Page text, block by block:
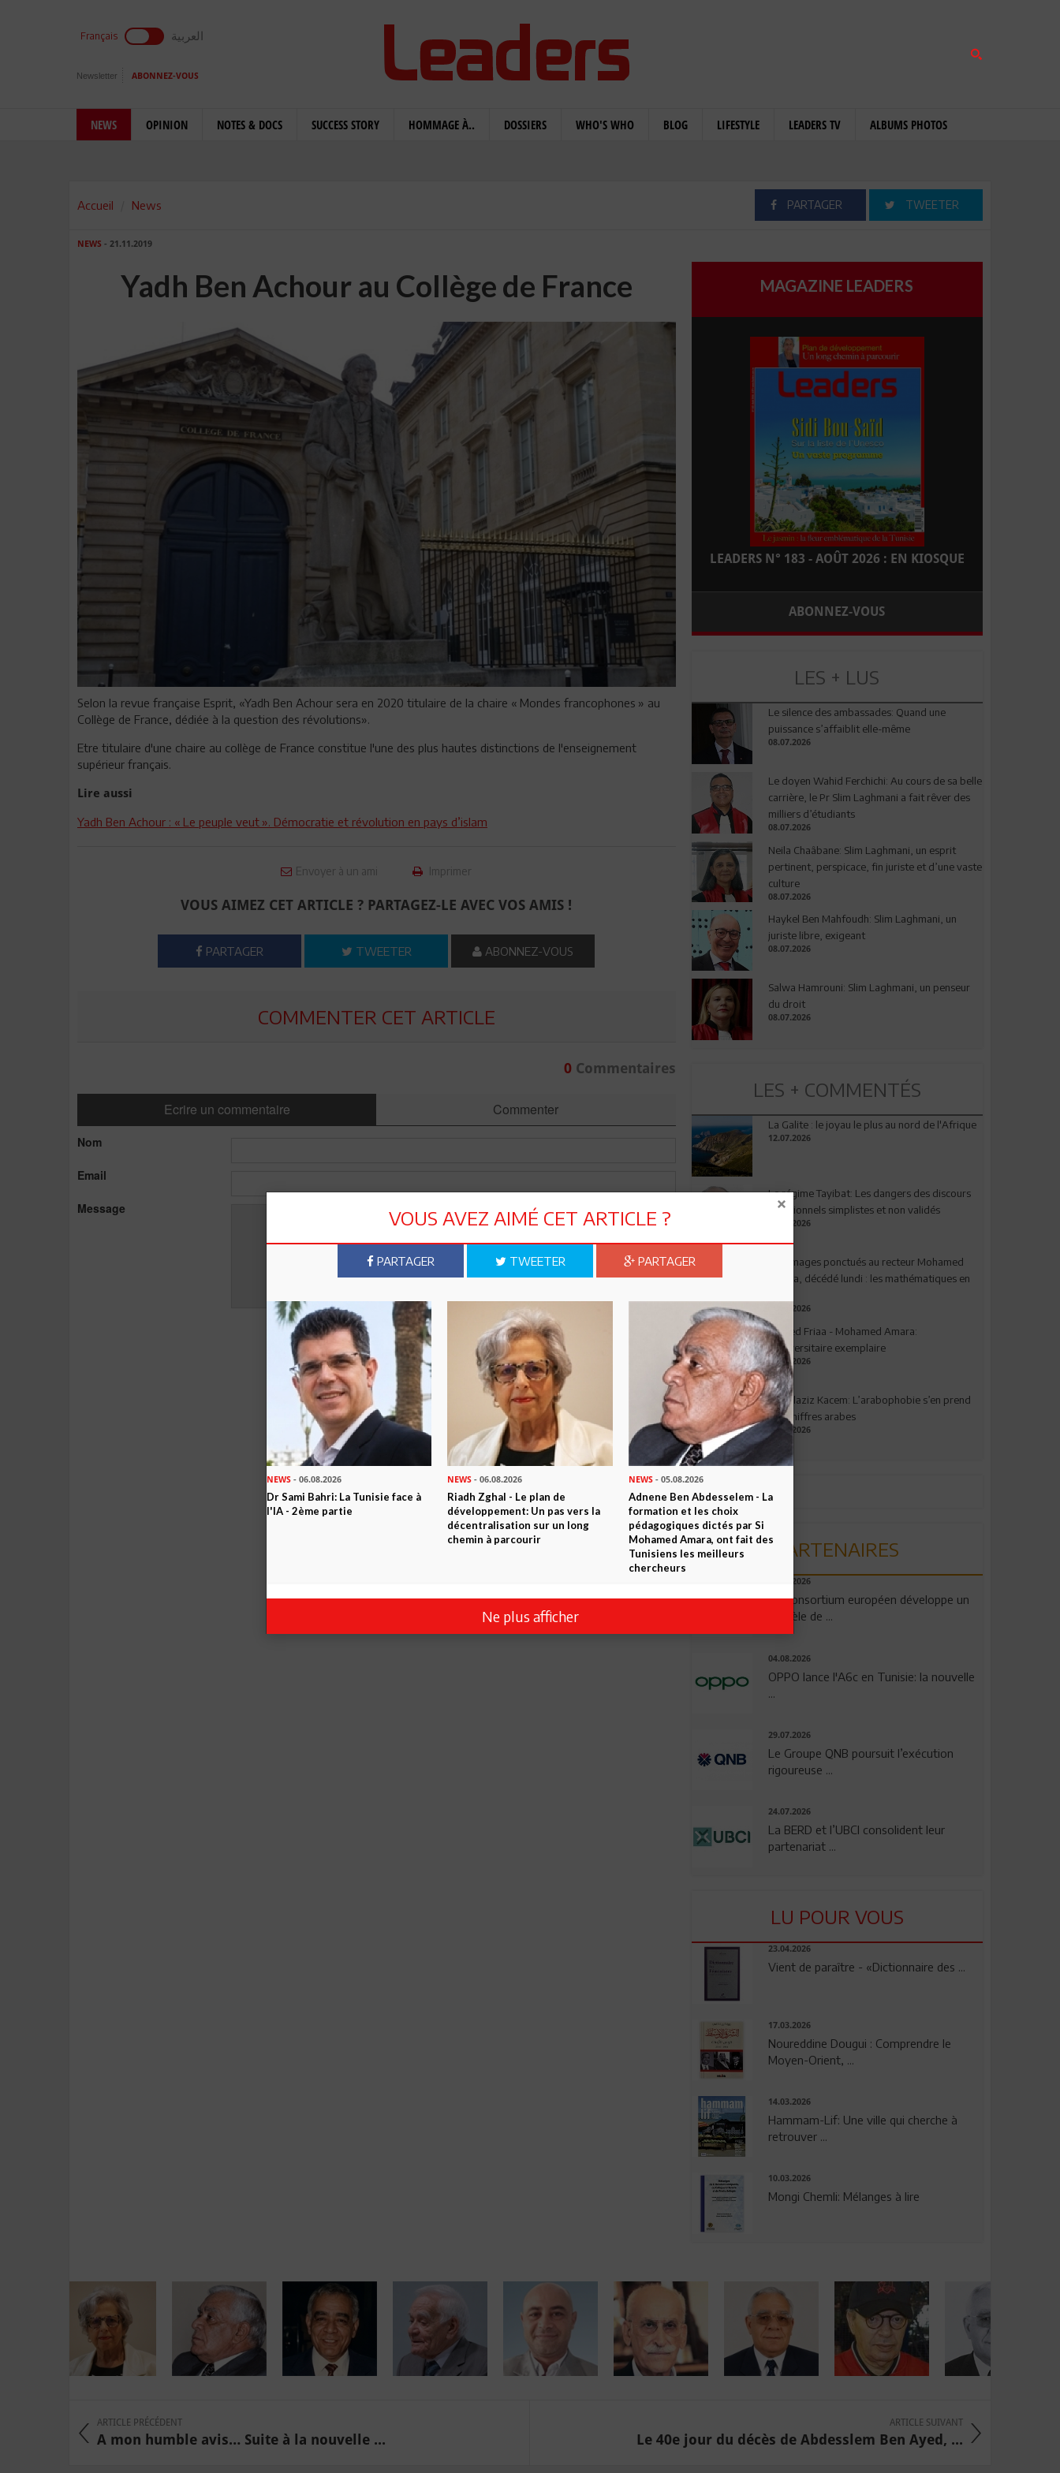
Français العربية
Newsletter ABONNEZ-VOUS
NEWS OPINION NOTES & DOCS SUCCESS STORY HOMMAGE À.. DOSSIERS WHO'S WHO BLOG LIFESTYLE LEADERS TV ALBUMS PHOTOS
Accueil News PARTAGER TWEETER
NEWS - 21.11.2019
Yadh Ben Achour au Collège de France
Selon la revue française Esprit, «Yadh Ben Achour sera en 2020 titulaire de la chaire « Mondes francophones » au
Collège de France, dédiée à la question des révolutions».
Etre titulaire d'une chaire au collège de France constitue l'une des plus hautes distinctions de l'enseignement
supérieur français.
Lire aussi
Yadh Ben Achour : « Le peuple veut ». Démocratie et révolution en pays d’islam
Envoyer à un ami Imprimer
VOUS AIMEZ CET ARTICLE ? PARTAGEZ-LE AVEC VOS AMIS !
PARTAGER TWEETER ABONNEZ-VOUS
COMMENTER CET ARTICLE
0Commentaires
Ecrire un commentaire Commenter
Nom
Email
Message
MAGAZINE LEADERS
LEADERS N° 183 - AOÛT 2026 : EN KIOSQUE
ABONNEZ-VOUS
LES + LUS
Le silence des ambassades: Quand une
puissance s’affaiblit elle-même
08.07.2026
Le doyen Wahid Ferchichi: Au cours de sa belle
carrière, le Pr Slim Laghmani a fait rêver des
milliers d’étudiants
08.07.2026
Neila Chaâbane: Slim Laghmani, un esprit
pertinent, perspicace, fin juriste et d’une vaste
culture
08.07.2026
Haykel Ben Mahfoudh: Slim Laghmani, un
juriste libre, exigeant
08.07.2026
Salwa Hamrouni: Slim Laghmani, un penseur
du droit
08.07.2026
LES + COMMENTÉS
La Galite : le joyau le plus au nord de l'Afrique
12.07.2026
Le régime Tayibat: Les dangers des discours
nutritionnels simplistes et non validés
09.07.2026
Hommages ponctués au recteur Mohamed
Amara, décédé lundi : les mathématiques en
03.08.2026
Ahmed Friaa - Mohamed Amara:
l’Universitaire exemplaire
04.08.2026
Abdelaziz Kacem: L’arabophobie s’en prend
aux chiffres arabes
09.07.2026
PARTENAIRES
06.08.2026
Un consortium européen développe un
modèle de ...
04.08.2026
OPPO lance l'A6c en Tunisie: la nouvelle
29.07.2026
Le Groupe QNB poursuit l’exécution
rigoureuse ...
24.07.2026
La BERD et l’UBCI consolident leur
partenariat ...
LU POUR VOUS
23.04.2026
Vient de paraître - «Dictionnaire des ...
17.03.2026
Noureddine Dougui : Comprendre le
Moyen-Orient, ...
14.03.2026
Hammam-Lif: Une ville qui cherche à
retrouver ...
10.03.2026
Mongi Chemli: Mélanges à lire
ARTICLE PRÉCÉDENT
A mon humble avis… Suite à la nouvelle ...
ARTICLE SUIVANT
Le 40e jour du décès de Abdesslem Ben Ayed, ...
VOUS AVEZ AIMÉ CET ARTICLE ?
PARTAGER TWEETER PARTAGER
NEWS - 06.08.2026
Dr Sami Bahri: La Tunisie face à
l'IA - 2ème partie
NEWS - 06.08.2026
Riadh Zghal - Le plan de
développement: Un pas vers la
décentralisation sur un long
chemin à parcourir
NEWS- 05.08.2026
Adnene Ben Abdesselem - La
formation et les choix
pédagogiques dictés par Si
Mohamed Amara, ont fait des
Tunisiens les meilleurs
chercheurs
Ne plus afficher